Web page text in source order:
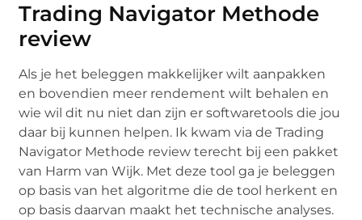
Trading Navigator Methode
review
Als je het beleggen makkelijker wilt aanpakken
en bovendien meer rendement wilt behalen en
wie wil dit nu niet dan zijn er softwaretools die jou
daar bij kunnen helpen. Ik kwam via de Trading
Navigator Methode review terecht bij een pakket
van Harm van Wijk. Met deze tool ga je beleggen
op basis van het algoritme die de tool herkent en
op basis daarvan maakt het technische analyses.